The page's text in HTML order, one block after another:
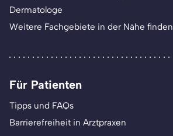
Dermatologe
Weitere Fachgebiete in der Nähe finden
Für Patienten
Tipps und FAQs
Barrierefreiheit in Arztpraxen